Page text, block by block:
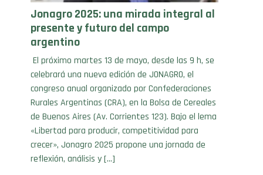
presente y futuro del campo
argentino
El próximo martes 13 de mayo, desde las 9 h, se
celebrará una nueva edición de JONAGRO, el
congreso anual organizado por Confederaciones
Rurales Argentinas (CRA), en la Bolsa de Cereales
de Buenos Aires (Av. Corrientes 123). Bajo el lema
«Libertad para producir, competitividad para
crecer», Jonagro 2025 propone una jornada de
reflexión, análisis y […]